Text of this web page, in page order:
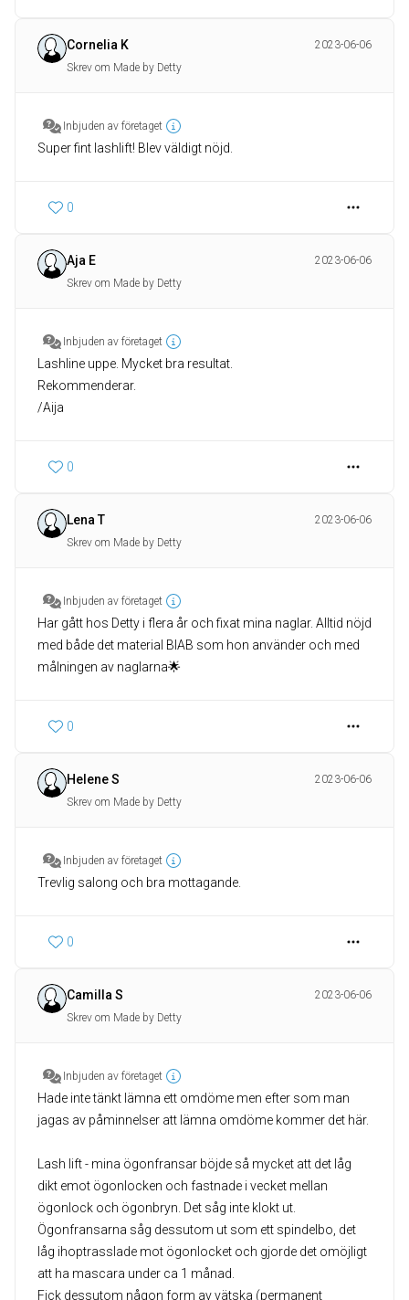
Cornelia K
2023-06-06
Skrev om Made by Detty
Inbjuden av företaget
Super fint lashlift! Blev väldigt nöjd.
0
Aja E
2023-06-06
Skrev om Made by Detty
Inbjuden av företaget
Lashline uppe. Mycket bra resultat.
Rekommenderar.
/Aija
0
Lena T
2023-06-06
Skrev om Made by Detty
Inbjuden av företaget
Har gått hos Detty i flera år och fixat mina naglar. Alltid nöjd
med både det material BIAB som hon använder och med
målningen av naglarna🌟
0
Helene S
2023-06-06
Skrev om Made by Detty
Inbjuden av företaget
Trevlig salong och bra mottagande.
0
Camilla S
2023-06-06
Skrev om Made by Detty
Inbjuden av företaget
Hade inte tänkt lämna ett omdöme men efter som man
jagas av påminnelser att lämna omdöme kommer det här.
Lash lift - mina ögonfransar böjde så mycket att det låg
dikt emot ögonlocken och fastnade i vecket mellan
ögonlock och ögonbryn. Det såg inte klokt ut.
Ögonfransarna såg dessutom ut som ett spindelbo, det
låg ihoptrasslade mot ögonlocket och gjorde det omöjligt
att ha mascara under ca 1 månad.
Fick dessutom någon form av vätska (permanent